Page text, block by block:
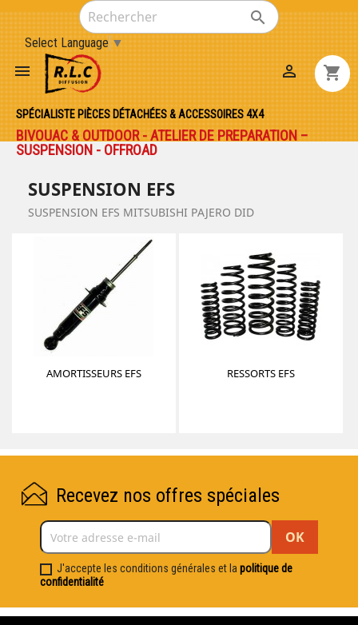

Select Language ▼
 shopping_cart

SPÉCIALISTE PIÈCES DÉTACHÉES & ACCESSOIRES 4X4
BIVOUAC & OUTDOOR - ATELIER DE PREPARATION –
SUSPENSION - OFFROAD
SUSPENSION EFS
SUSPENSION EFS MITSUBISHI PAJERO DID
AMORTISSEURS EFS RESSORTS EFS
Recevez nos offres spéciales
J'accepte les conditions générales et la politique de
confidentialité